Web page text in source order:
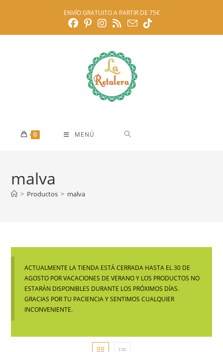
ENVÍO GRATUITO A PARTIR DE 75€
0 MENÚ
malva
> Productos > malva
ACTUALMENTE LA TIENDA ESTÁ CERRADA HASTA EL 30 DE
AGOSTO POR VACACIONES DE VERANO Y LOS PRODUCTOS NO
ESTARÁN DISPONIBLES DURANTE LOS PRÓXIMOS DÍAS.
GRACIAS POR TU PACIENCIA Y SENTIMOS CUALQUIER
INCONVENIENTE.